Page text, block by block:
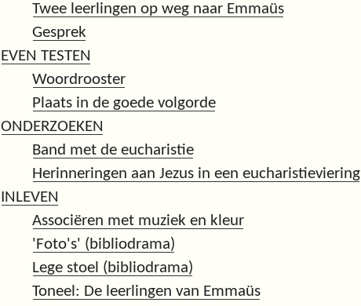
Twee leerlingen op weg naar Emmaüs
Gesprek
EVEN TESTEN
Woordrooster
Plaats in de goede volgorde
ONDERZOEKEN
Band met de eucharistie
Herinneringen aan Jezus in een eucharistieviering
INLEVEN
Associëren met muziek en kleur
'Foto's' (bibliodrama)
Lege stoel (bibliodrama)
Toneel: De leerlingen van Emmaüs